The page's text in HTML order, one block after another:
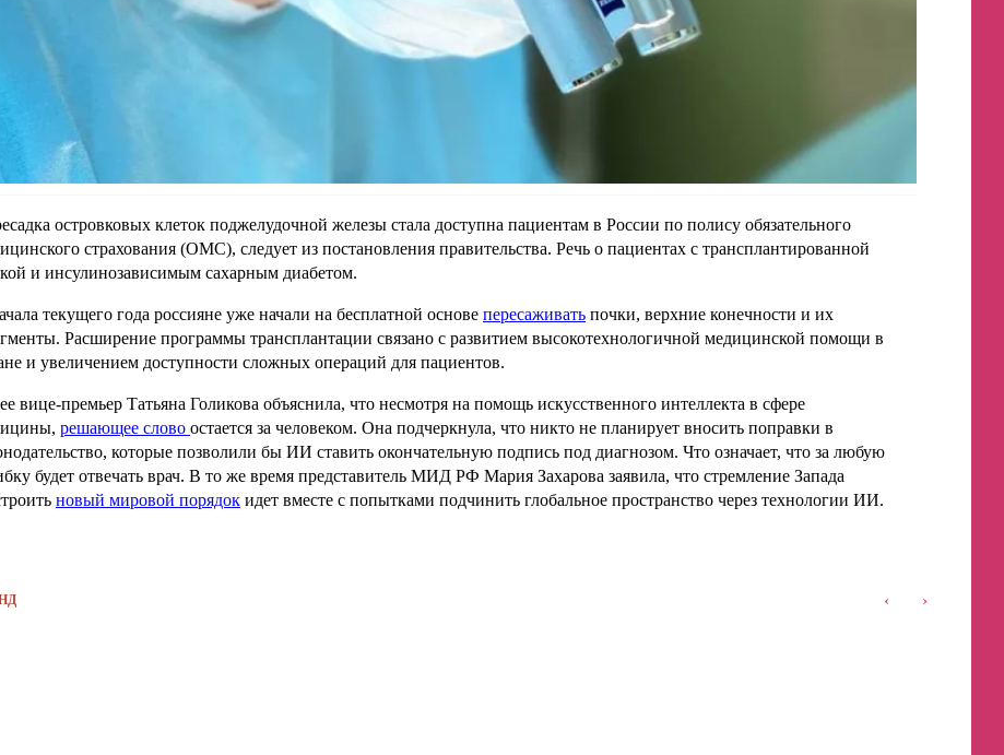
островковых клеток поджелудочной железы стала доступна пациентам в России по полису обязательного
страхования (ОМС), следует из постановления правительства. Речь о пациентах с трансплантированной
и инсулинозависимым сахарным диабетом.
текущего года россияне уже начали на бесплатной основе пересаживать почки, верхние конечности и их
Расширение программы трансплантации связано с развитием высокотехнологичной медицинской помощи в
и увеличением доступности сложных операций для пациентов.
вице-премьер Татьяна Голикова объяснила, что несмотря на помощь искусственного интеллекта в сфере
решающее слово остается за человеком. Она подчеркнула, что никто не планирует вносить поправки в
которые позволили бы ИИ ставить окончательную подпись под диагнозом. Что означает, что за любую
будет отвечать врач. В то же время представитель МИД РФ Мария Захарова заявила, что стремление Запада
новый мировой порядок идет вместе с попытками подчинить глобальное пространство через технологии ИИ.
‹ ›